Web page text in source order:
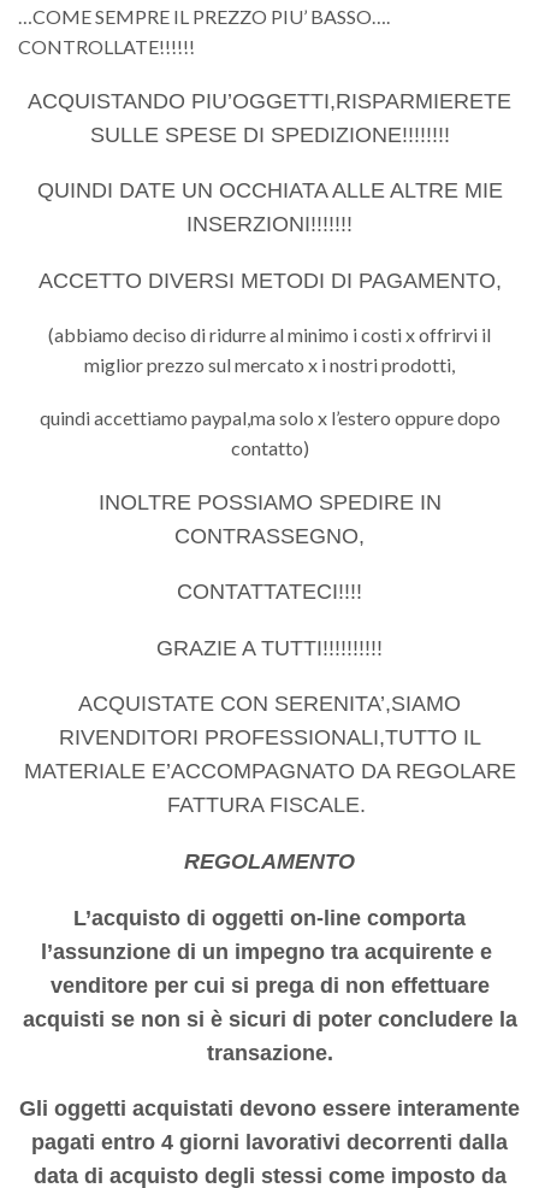
…COME SEMPRE IL PREZZO PIU’ BASSO….
CONTROLLATE!!!!!!
ACQUISTANDO PIU’OGGETTI,RISPARMIERETE
SULLE SPESE DI SPEDIZIONE!!!!!!!!
QUINDI DATE UN OCCHIATA ALLE ALTRE MIE
INSERZIONI!!!!!!!
ACCETTO DIVERSI METODI DI PAGAMENTO,
(abbiamo deciso di ridurre al minimo i costi x offrirvi il
miglior prezzo sul mercato x i nostri prodotti,
quindi accettiamo paypal,ma solo x l’estero oppure dopo
contatto)
INOLTRE POSSIAMO SPEDIRE IN
CONTRASSEGNO,
CONTATTATECI!!!!
GRAZIE A TUTTI!!!!!!!!!!
ACQUISTATE CON SERENITA’,SIAMO
RIVENDITORI PROFESSIONALI,TUTTO IL
MATERIALE E’ACCOMPAGNATO DA REGOLARE
FATTURA FISCALE.
REGOLAMENTO
L’acquisto di oggetti on-line comporta
l’assunzione di un impegno tra acquirente e
venditore per cui si prega di non effettuare
acquisti se non si è sicuri di poter concludere la
transazione.
Gli oggetti acquistati devono essere interamente
pagati entro 4 giorni lavorativi decorrenti dalla
data di acquisto degli stessi come imposto da